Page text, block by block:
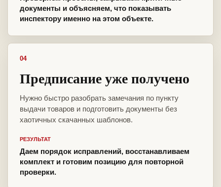
документы и объясняем, что показывать
инспектору именно на этом объекте.
04
Предписание уже получено
Нужно быстро разобрать замечания по пункту
выдачи товаров и подготовить документы без
хаотичных скачанных шаблонов.
РЕЗУЛЬТАТ
Даем порядок исправлений, восстанавливаем
комплект и готовим позицию для повторной
проверки.